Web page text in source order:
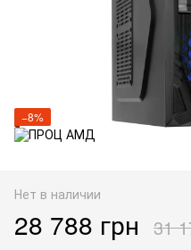
−8%
Нет в наличии
28 788 грн 31